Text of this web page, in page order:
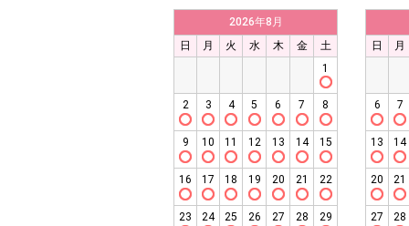
2026年8月
日
月 火 水 木 金
土
1
2 3 4 5 6 7 8
9 10 11 12 13 14 15
16 17 18 19 20 21 22
23 24 25 26 27 28 29
日 月
6 7
13 14
20 21
27 28